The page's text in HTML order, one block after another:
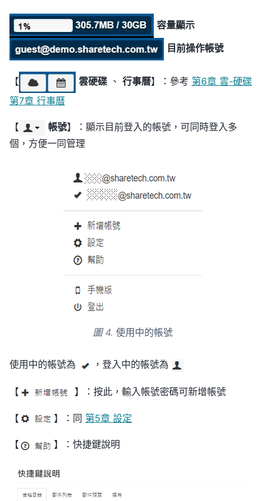
容量顯示
目前操作帳號
【 雲硬碟 、 行事曆】：參考 第6章 雲-硬碟
第7章 行事曆
【 帳號】：顯示目前登入的帳號，可同時登入多
個，方便一同管理
圖 4. 使用中的帳號
使用中的帳號為 ，登入中的帳號為
【 】：按此，輸入帳號密碼可新增帳號
【 】：同 第5章 設定
【 】：快捷鍵說明